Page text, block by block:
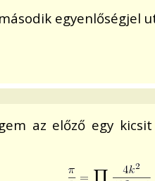
egyenlőségjel
az előző egy